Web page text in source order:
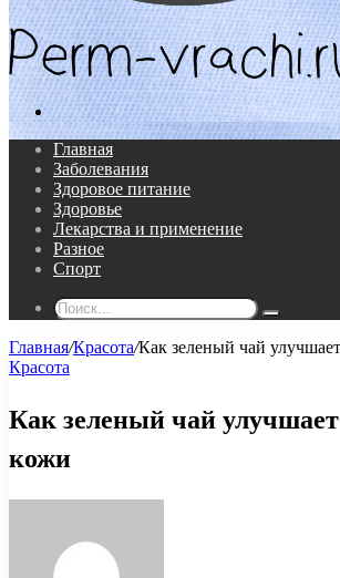
Поиск...
Главная
Заболевания
Здоровое питание
Здоровье
Лекарства и применение
Разное
Спорт
Поиск...
Главная/Красота/Как зеленый чай
Красота
Как зеленый чай
кожи